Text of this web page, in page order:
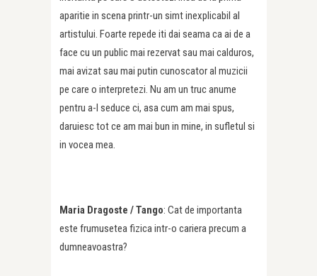
aparitie in scena printr-un simt inexplicabil al
artistului. Foarte repede iti dai seama ca ai de a
face cu un public mai rezervat sau mai calduros,
mai avizat sau mai putin cunoscator al muzicii
pe care o interpretezi. Nu am un truc anume
pentru a-l seduce ci, asa cum am mai spus,
daruiesc tot ce am mai bun in mine, in sufletul si
in vocea mea.
Maria Dragoste / Tango: Cat de importanta
este frumusetea fizica intr-o cariera precum a
dumneavoastra?